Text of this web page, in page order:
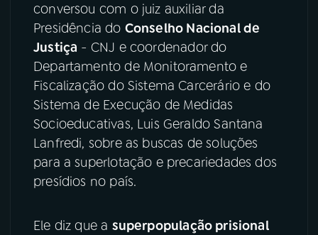
04PROGRAMAS
05PODCASTS
06VIDEOCASTS
ÚLTIMAS
conversou com o juiz auxiliar da
Presidência do Conselho Nacional de
Justiça - CNJ e coordenador do
Departamento de Monitoramento e
Fiscalização do Sistema Carcerário e do
Sistema de Execução de Medidas
Socioeducativas, Luis Geraldo Santana
Lanfredi, sobre as buscas de soluções
para a superlotação e precariedades dos
presídios no país.
Ele diz que a superpopulação prisional